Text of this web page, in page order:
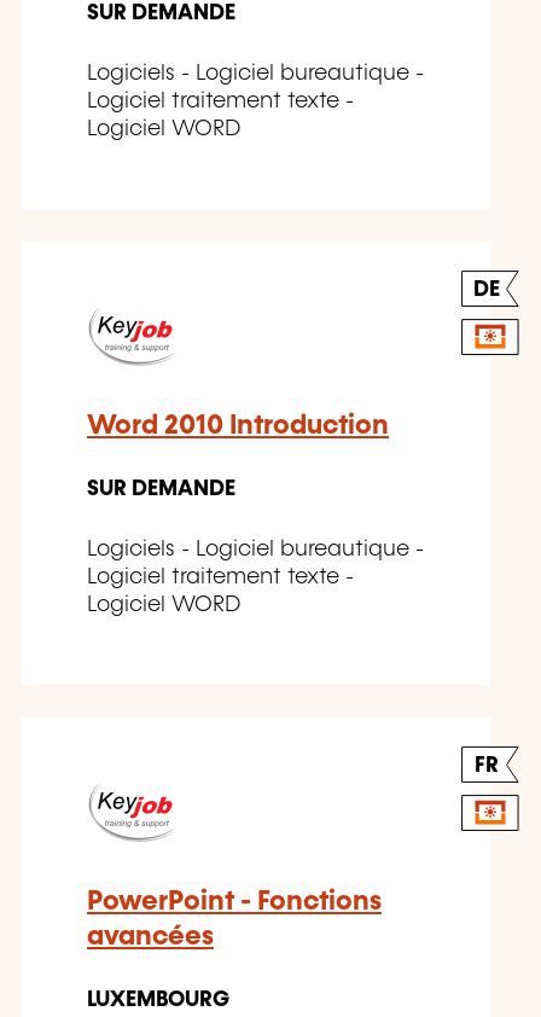
SUR DEMANDE
Logiciels - Logiciel bureautique -
Logiciel traitement texte -
Logiciel WORD
DE
Word 2010 Introduction
SUR DEMANDE
Logiciels - Logiciel bureautique -
Logiciel traitement texte -
Logiciel WORD
FR
PowerPoint - Fonctions
avancées
LUXEMBOURG